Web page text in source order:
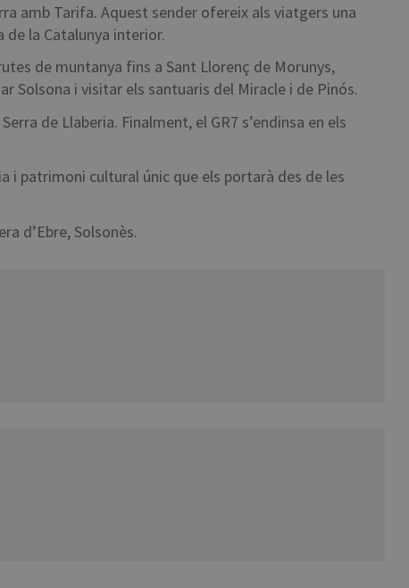
amb Tarifa. Aquest sender ofereix als viatgers una
de la Catalunya interior.
de muntanya fins a Sant Llorenç de Morunys,
Solsona i visitar els santuaris del Miracle i de Pinós.
de Llaberia. Finalment, el GR7 s’endinsa en els
i patrimoni cultural únic que els portarà des de les
d’Ebre, Solsonès.